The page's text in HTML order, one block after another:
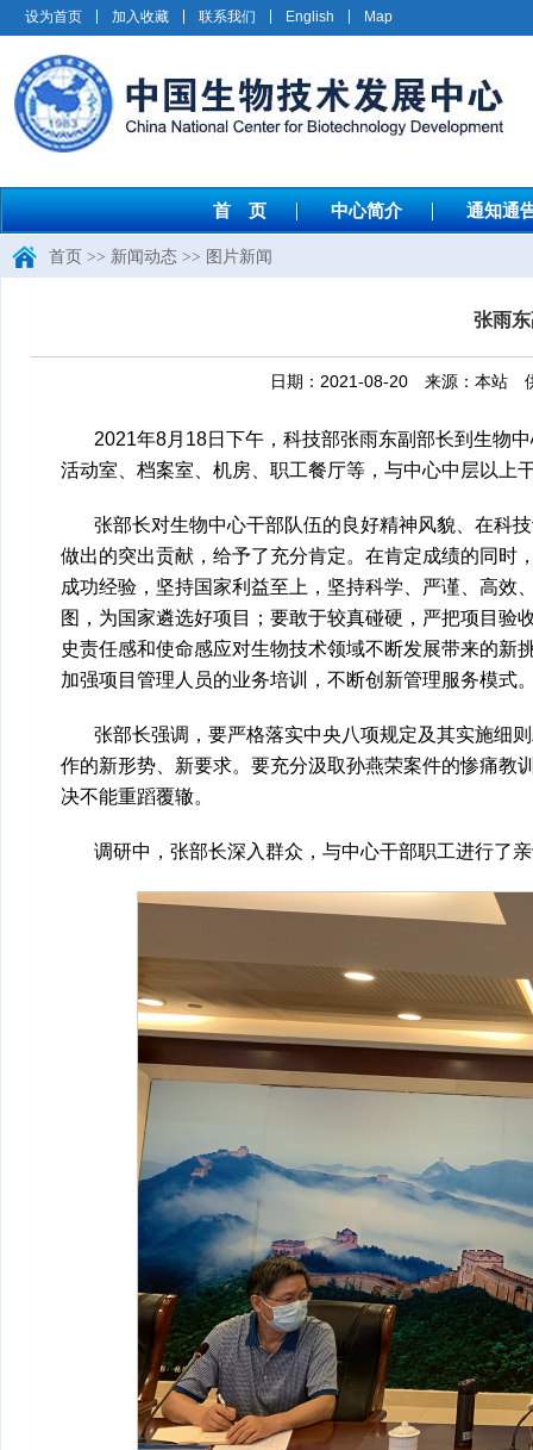
设为首页 加入收藏 联系我们 English Map
首 页 中心简介 通知通
首页 >> 新闻动态 >> 图片新闻
张雨
日期：2021-08-20 来源：本站
2021年8月18日下午，科技部张雨东副部长到生物
活动室、档案室、机房、职工餐厅等，与中心中层以上
张部长对生物中心干部队伍的良好精神风貌、在科
做出的突出贡献，给予了充分肯定。在肯定成绩的同时
成功经验，坚持国家利益至上，坚持科学、严谨、高
图，为国家遴选好项目；要敢于较真碰硬，严把项目
史责任感和使命感应对生物技术领域不断发展带来的
加强项目管理人员的业务培训，不断创新管理服务模式
张部长强调，要严格落实中央八项规定及其实施细
作的新形势、新要求。要充分汲取孙燕荣案件的惨痛教
决不能重蹈覆辙。
调研中，张部长深入群众，与中心干部职工进行了